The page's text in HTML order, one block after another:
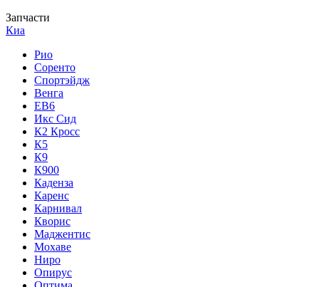
Запчасти
Киа
Рио
Соренто
Спортэйдж
Венга
ЕВ6
Икс Сид
К2 Кросс
К5
К9
К900
Каденза
Каренс
Карнивал
Кворис
Маджентис
Мохаве
Ниро
Опирус